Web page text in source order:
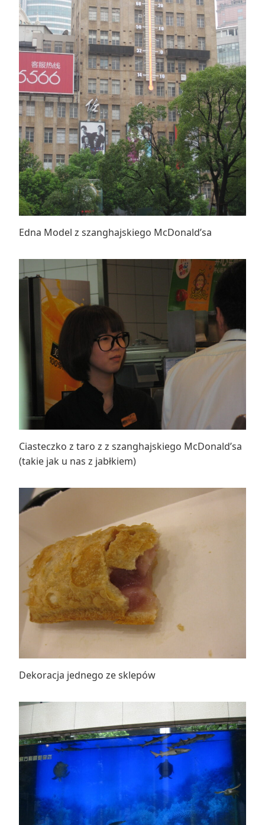
Edna Model z szanghajskiego McDonald’sa
Ciasteczko z taro z z szanghajskiego McDonald’sa
(takie jak u nas z jabłkiem)
Dekoracja jednego ze sklepów